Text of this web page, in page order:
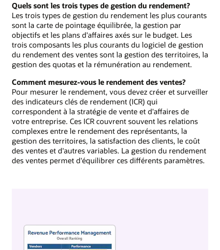
Quels sont les trois types de gestion du rendement?
Les trois types de gestion du rendement les plus courants
sont la carte de pointage équilibrée, la gestion par
objectifs et les plans d'affaires axés sur le budget. Les
trois composants les plus courants du logiciel de gestion
du rendement des ventes sont la gestion des territoires, la
gestion des quotas et la rémunération au rendement.
Comment mesurez-vous le rendement des ventes?
Pour mesurer le rendement, vous devez créer et surveiller
des indicateurs clés de rendement (ICR) qui
correspondent à la stratégie de vente et d'affaires de
votre entreprise. Ces ICR couvrent souvent les relations
complexes entre le rendement des représentants, la
gestion des territoires, la satisfaction des clients, le coût
des ventes et d'autres variables. La gestion du rendement
des ventes permet d'équilibrer ces différents paramètres.